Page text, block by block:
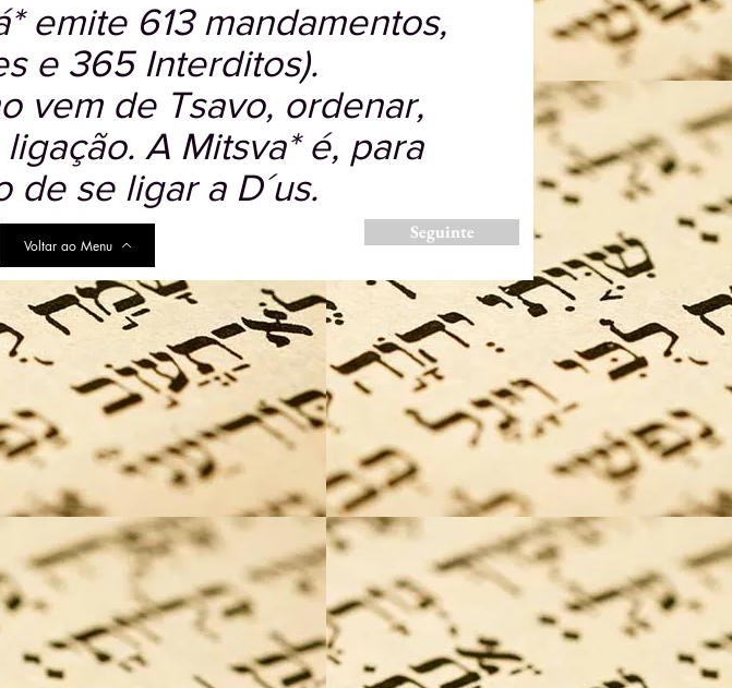
emite 613 mandamentos,
e 365 Interditos).
vem de Tsavo, ordenar,
A Mitsva* é, para
se ligar a D´us.
Voltar ao Menu
Seguinte